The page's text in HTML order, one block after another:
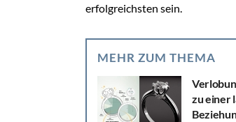
erfolgreichsten sein.
MEHR ZUM THEMA
zu einer